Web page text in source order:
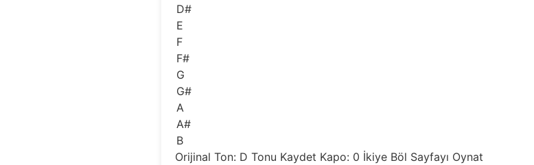
D#
E
F
F#
G
G#
A
A#
B
Orijinal Ton: DTonu Kaydet Kapo: 0 İkiye Böl Sayfayı Oynat